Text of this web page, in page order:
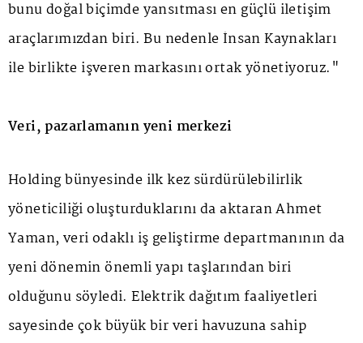
bunu doğal biçimde yansıtması en güçlü iletişim
araçlarımızdan biri. Bu nedenle İnsan Kaynakları
ile birlikte işveren markasını ortak yönetiyoruz."
Veri, pazarlamanın yeni merkezi
Holding bünyesinde ilk kez sürdürülebilirlik
yöneticiliği oluşturduklarını da aktaran Ahmet
Yaman, veri odaklı iş geliştirme departmanının da
yeni dönemin önemli yapı taşlarından biri
olduğunu söyledi. Elektrik dağıtım faaliyetleri
sayesinde çok büyük bir veri havuzuna sahip